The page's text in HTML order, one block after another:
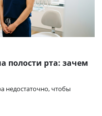
полости рта: зачем
недостаточно, чтобы